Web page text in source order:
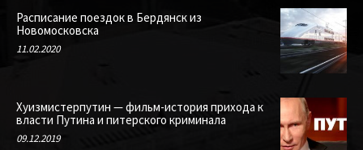
Расписание поездок в Бердянск из
Новомосковска
11.02.2020
Хуизмистерпутин — фильм-история прихода к
власти Путина и питерского криминала
09.12.2019